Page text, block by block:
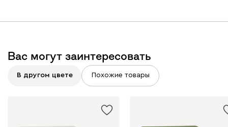
Молочный
Вас могут заинтересовать
В другом цвете Похожие товары